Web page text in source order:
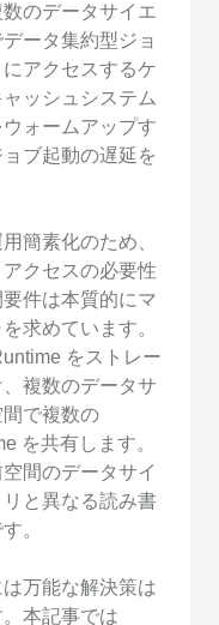
のデータサイエ
ータ集約型ジョ
アクセスするケ
ッシュシステム
ォームアップす
ブ起動の遅延を
簡素化のため、
クセスの必要性
件は本質的にマ
求めています。
をストレー
複数のデータサ
で複数の
を共有します。
間のデータサイ
と異なる読み書
。
万能な解決策は
本記事では